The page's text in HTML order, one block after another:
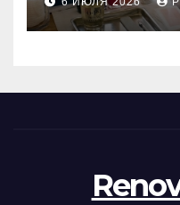
маникюра,